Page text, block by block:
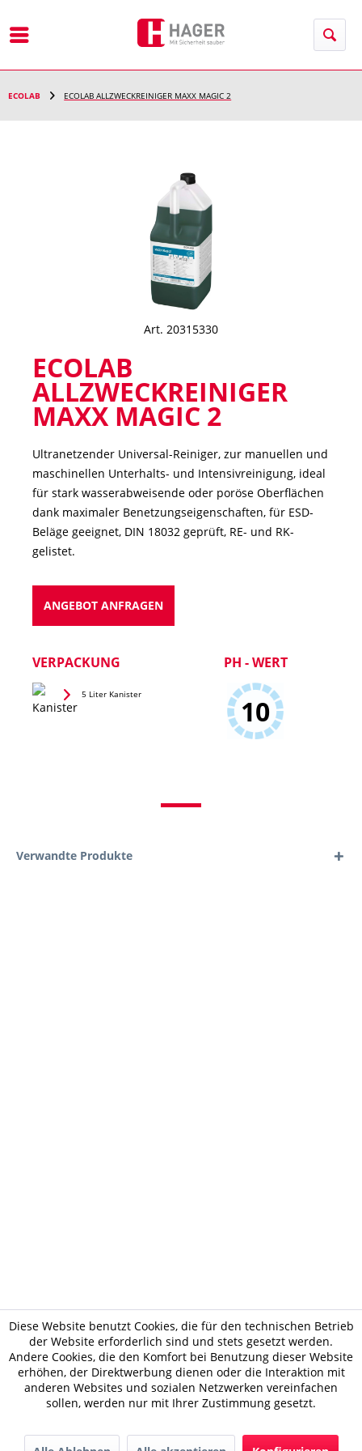
ECOLAB ECOLAB ALLZWECKREINIGER MAXX MAGIC 2
Art. 20315330
ECOLAB
ALLZWECKREINIGER
MAXX MAGIC 2
Ultranetzender Universal-Reiniger, zur manuellen und
maschinellen Unterhalts- und Intensivreinigung, ideal
für stark wasserabweisende oder poröse Oberflächen
dank maximaler Benetzungseigenschaften, für ESD-
Beläge geeignet, DIN 18032 geprüft, RE- und RK-
gelistet.
ANGEBOT ANFRAGEN
VERPACKUNG
5 Liter Kanister
PH - WERT
10
Verwandte Produkte
Diese Website benutzt Cookies, die für den technischen Betrieb
der Website erforderlich sind und stets gesetzt werden.
Andere Cookies, die den Komfort bei Benutzung dieser Website
erhöhen, der Direktwerbung dienen oder die Interaktion mit
anderen Websites und sozialen Netzwerken vereinfachen
sollen, werden nur mit Ihrer Zustimmung gesetzt.